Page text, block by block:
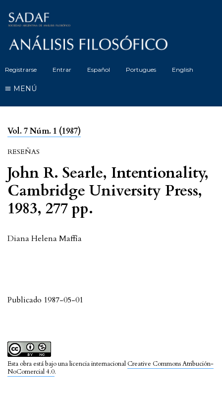
Registrarse Entrar Español Portugues English
MENÚ
Vol. 7 Núm. 1 (1987)
RESEÑAS
John R. Searle, Intentionality,
Cambridge University Press,
1983, 277 pp.
Diana Helena Maffía
Publicado 1987-05-01
Esta obra está bajo una licencia internacional Creative Commons Atribución-
NoComercial 4.0.